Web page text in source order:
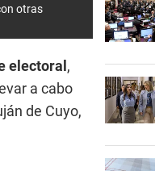
otras
electoral ,
a cabo
de Cuyo,